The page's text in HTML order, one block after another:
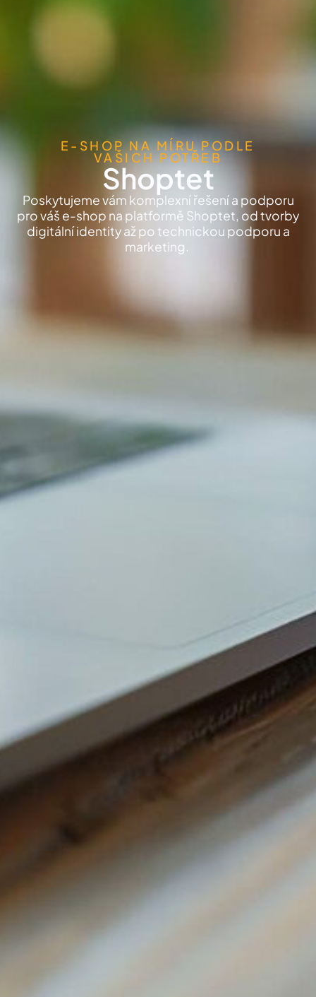
E-SHOP NA MÍRU PODLE
VAŠICH POTŘEB
Shoptet
Poskytujeme vám komplexní řešení a podporu
pro váš e-shop na platformě Shoptet, od tvorby
digitální identity až po technickou podporu a
marketing.